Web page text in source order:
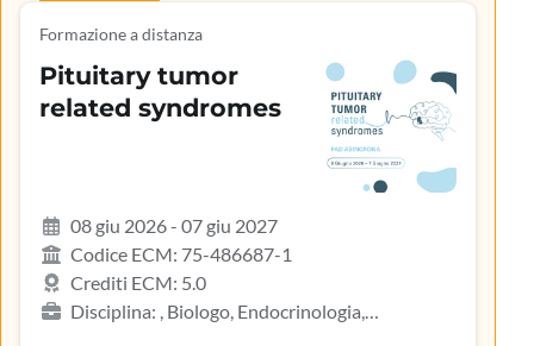
Formazione a distanza
Pituitary tumor
related syndromes
08 giu 2026 - 07 giu 2027
Codice ECM: 75-486687-1
Crediti ECM: 5.0
Disciplina: , Biologo, Endocrinologia,